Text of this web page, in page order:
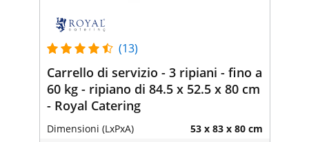
(13)
Carrello di servizio - 3 ripiani - fino a
60 kg - ripiano di 84.5 x 52.5 x 80 cm
- Royal Catering
Dimensioni (LxPxA) 53 x 83 x 80 cm